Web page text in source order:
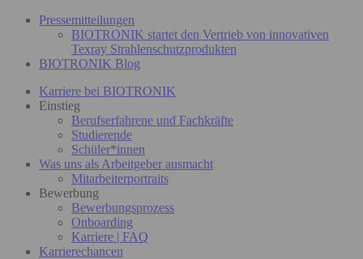
Pressemitteilungen
BIOTRONIK startet den Vertrieb von innovativen
Texray Strahlenschutzprodukten
BIOTRONIK Blog
Karriere bei BIOTRONIK
Einstieg
Berufserfahrene und Fachkräfte
Studierende
Schüler*innen
Was uns als Arbeitgeber ausmacht
Mitarbeiterportraits
Bewerbung
Bewerbungsprozess
Onboarding
Karriere | FAQ
Karrierechancen